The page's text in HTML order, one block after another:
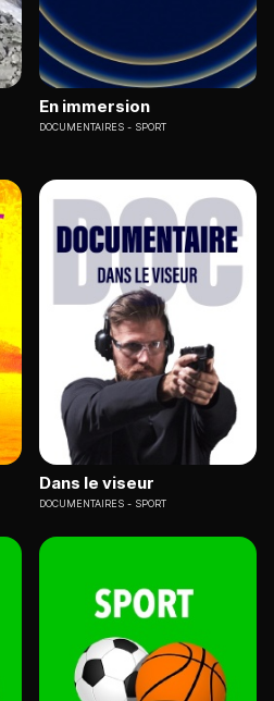
En immersion
DOCUMENTAIRES SPORT
Dans le viseur
DOCUMENTAIRES SPORT